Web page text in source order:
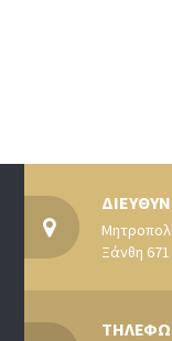
Ξάνθη